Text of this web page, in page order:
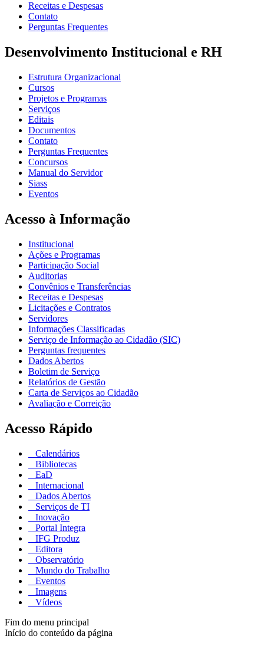
Receitas e Despesas
Contato
Perguntas Frequentes
Desenvolvimento Institucional e RH
Estrutura Organizacional
Cursos
Projetos e Programas
Serviços
Editais
Documentos
Contato
Perguntas Frequentes
Concursos
Manual do Servidor
Siass
Eventos
Acesso à Informação
Institucional
Ações e Programas
Participação Social
Auditorias
Convênios e Transferências
Receitas e Despesas
Licitações e Contratos
Servidores
Informações Classificadas
Serviço de Informação ao Cidadão (SIC)
Perguntas frequentes
Dados Abertos
Boletim de Serviço
Relatórios de Gestão
Carta de Serviços ao Cidadão
Avaliação e Correição
Acesso Rápido
Calendários
Bibliotecas
EaD
Internacional
Dados Abertos
Serviços de TI
Inovação
Portal Integra
IFG Produz
Editora
Observatório
Mundo do Trabalho
Eventos
Imagens
Vídeos
Fim do menu principal
Início do conteúdo da página